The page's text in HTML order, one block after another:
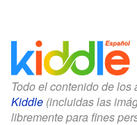
Todo el contenido de los
Kiddle (incluidas las
libremente para fines